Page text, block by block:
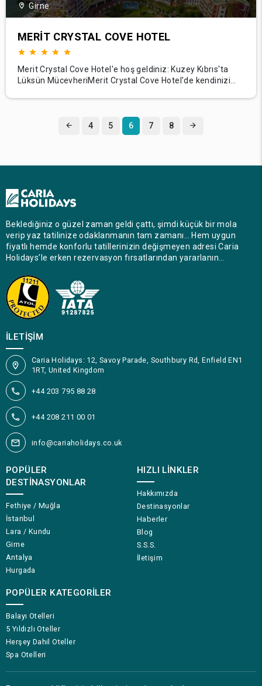
Girne
MERIT CRYSTAL COVE HOTEL
Merit Crystal Cove Hotel'e hoş geldiniz: Kuzey Kıbrıs'ta
Lüksün MücevheriMerit Crystal Cove Hotel'de kendinizi
kristal berraklığındaki sularının kıyısında yer alan otelimiz,
karşı kurulmuş
4 5 6 7 8
Beklediğiniz o güzel zaman geldi çattı, şimdi küçük bir mola
verip yaz tatilinize odaklanmanın tam zamanı… Hem uygun
fiyatlı hemde konforlu tatillerinizin değişmeyen adresi Caria
Holidays’le erken rezervasyon fırsatlarından yararlanın…
İLETIŞIM
Caria Holidays: 12, Savoy Parade, Southbury Rd, Enfield EN1
1RT, United Kingdom
+44 203 795 88 28
+44 208 211 00 01
info@cariaholidays.co.uk
POPÜLER
DESTINASYONLAR
Fethiye / Muğla
İstanbul
Lara / Kundu
Girne
Antalya
Hurgada
POPÜLER KATEGORILER
Balayı Otelleri
5 Yıldızlı Oteller
Herşey Dahil Oteller
Spa Otelleri
HIZLI LINKLER
Hakkımızda
Destinasyonlar
Haberler
Blog
S.S.S.
İletişim